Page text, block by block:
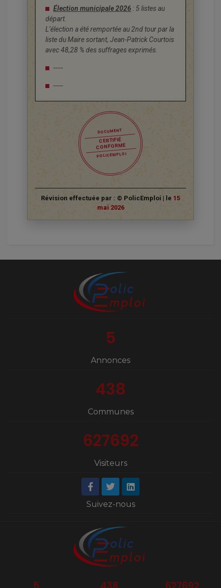
Élection municipale 2026 : 5 listes au
départ.
L’élection a été remportée au 2nd tour par la
liste du Maire sortant, Jean-Patrick Courtois
avec 48,28 % des suffrages exprimés.
-----
-----
DOCUMENT
CERTIFIÉ
CONFORME
POLICEMPLOI
Révision effectuée par : © PolicEmploi | le 15
mai 2026
5
Annonces
438
Communes
627692
Visiteurs
Suivez-nous